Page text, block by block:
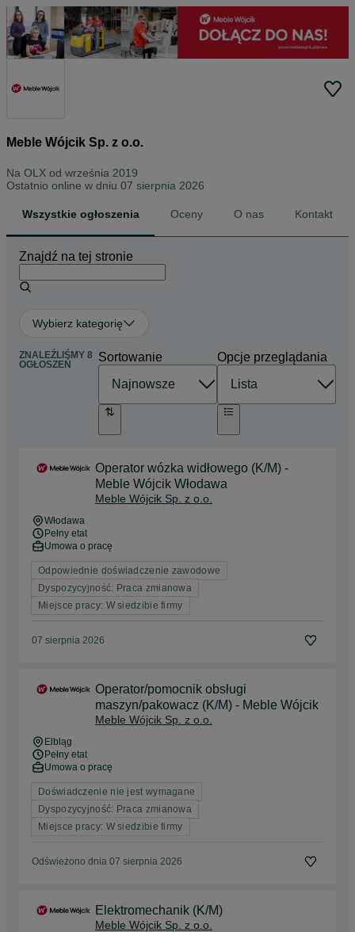
Meble Wójcik Sp. z o.o.
Na OLX od września 2019
Ostatnio online w dniu 07 sierpnia 2026
Wszystkie ogłoszenia Oceny O nas Kontakt
Znajdź na tej stronie
Wybierz kategorię
ZNALEŹLIŚMY 8
OGŁOSZEŃ
Sortowanie Opcje przeglądania
Operator wózka widłowego (K/M) -
Meble Wójcik Włodawa
Meble Wójcik Sp. z o.o.
Włodawa
Pełny etat
Umowa o pracę
Odpowiednie doświadczenie zawodowe
Dyspozycyjność: Praca zmianowa
Miejsce pracy: W siedzibie firmy
07 sierpnia 2026
Operator/pomocnik obsługi
maszyn/pakowacz (K/M) - Meble Wójcik
Meble Wójcik Sp. z o.o.
Elbląg
Pełny etat
Umowa o pracę
Doświadczenie nie jest wymagane
Dyspozycyjność: Praca zmianowa
Miejsce pracy: W siedzibie firmy
Odświeżono dnia 07 sierpnia 2026
Elektromechanik (K/M)
Meble Wójcik Sp. z o.o.